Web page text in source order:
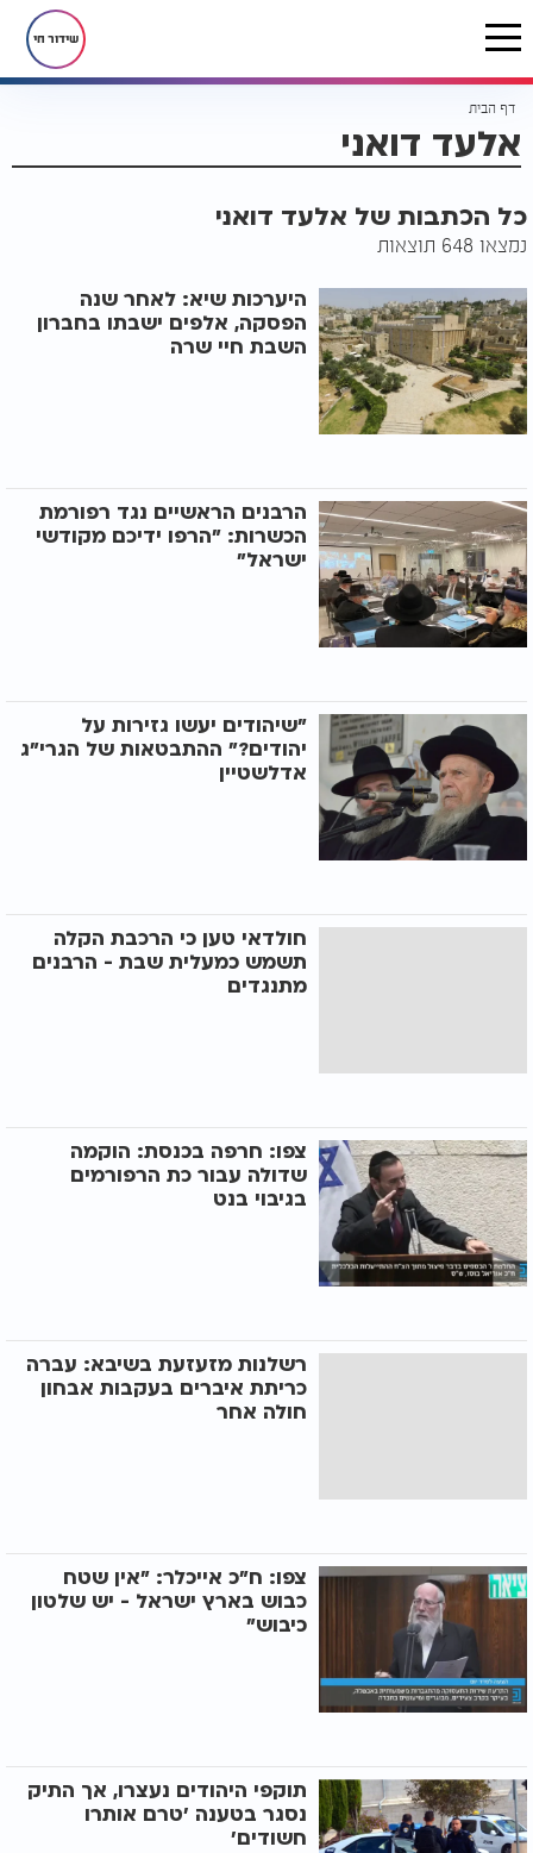
שידור חי
דף הבית
אלעד דואני
כל הכתבות של אלעד דואני
נמצאו 648 תוצאות
היערכות שיא: לאחר שנה
הפסקה, אלפים ישבתו בחברון
השבת חיי שרה
הרבנים הראשיים נגד רפורמת
הכשרות: "הרפו ידיכם מקודשי
ישראל"
"שיהודים יעשו גזירות על
יהודים?" ההתבטאות של הגרי"ג
אדלשטיין
חולדאי טען כי הרכבת הקלה
תשמש כמעלית שבת - הרבנים
מתנגדים
צפו: חרפה בכנסת: הוקמה
שדולה עבור כת הרפורמים
בגיבוי בנט
רשלנות מזעזעת בשיבא: עברה
כריתת איברים בעקבות אבחון
חולה אחר
צפו: ח"כ אייכלר: "אין שטח
כבוש בארץ ישראל - יש שלטון
כיבוש"
תוקפי היהודים נעצרו, אך התיק
נסגר בטענה ’טרם אותרו
חשודים’